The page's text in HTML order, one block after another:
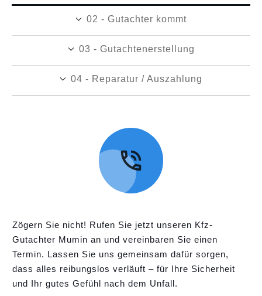
02 - Gutachter kommt
03 - Gutachtenerstellung
04 - Reparatur / Auszahlung
Zögern Sie nicht! Rufen Sie jetzt unseren Kfz-
Gutachter Mumin an und vereinbaren Sie einen
Termin. Lassen Sie uns gemeinsam dafür sorgen,
dass alles reibungslos verläuft – für Ihre Sicherheit
und Ihr gutes Gefühl nach dem Unfall.